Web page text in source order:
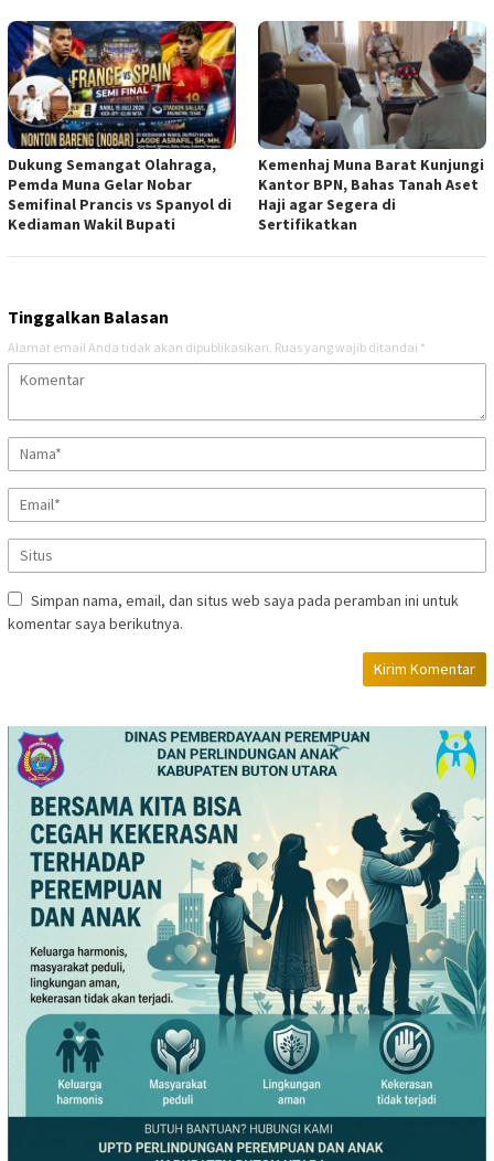
Dukung Semangat Olahraga,
Pemda Muna Gelar Nobar
Semifinal Prancis vs Spanyol di
Kediaman Wakil Bupati
Kemenhaj Muna Barat Kunjungi
Kantor BPN, Bahas Tanah Aset
Haji agar Segera di
Sertifikatkan
Tinggalkan Balasan
Alamat email Anda tidak akan dipublikasikan. Ruas yang wajib ditandai *
Simpan nama, email, dan situs web saya pada peramban ini untuk
komentar saya berikutnya.